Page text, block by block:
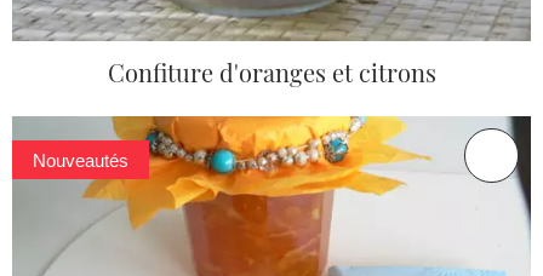
Confiture d'oranges et citrons
Nouveautés